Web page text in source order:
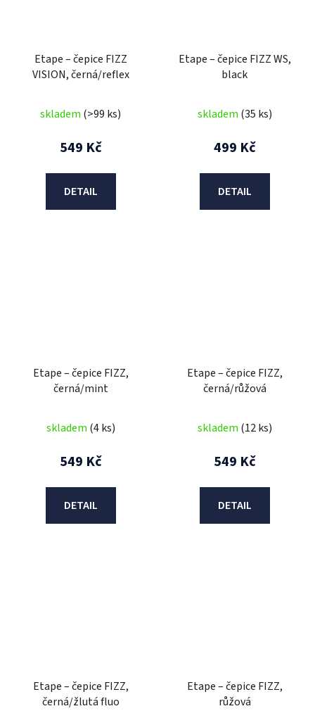
Etape – čepice FIZZ
VISION, černá/reflex
skladem (>99 ks)
549 Kč
DETAIL
Etape – čepice FIZZ WS,
black
skladem (35 ks)
499 Kč
DETAIL
Etape – čepice FIZZ,
černá/mint
skladem (4 ks)
549 Kč
DETAIL
Etape – čepice FIZZ,
černá/růžová
skladem (12 ks)
549 Kč
DETAIL
Etape – čepice FIZZ,
černá/žlutá fluo
Etape – čepice FIZZ,
růžová